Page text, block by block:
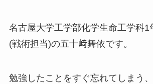
名古屋大学工学部化学生命工学科1
(戦術担当)の五十﨑舞依です。
勉強したことをすぐ忘れてしまう